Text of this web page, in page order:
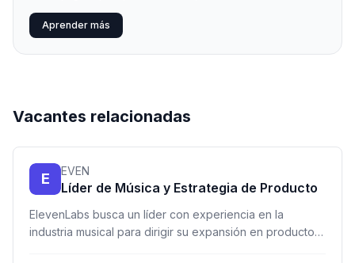
Aprender más
Vacantes relacionadas
E EVEN
Líder de Música y Estrategia de Producto
ElevenLabs busca un líder con experiencia en la
industria musical para dirigir su expansión en productos